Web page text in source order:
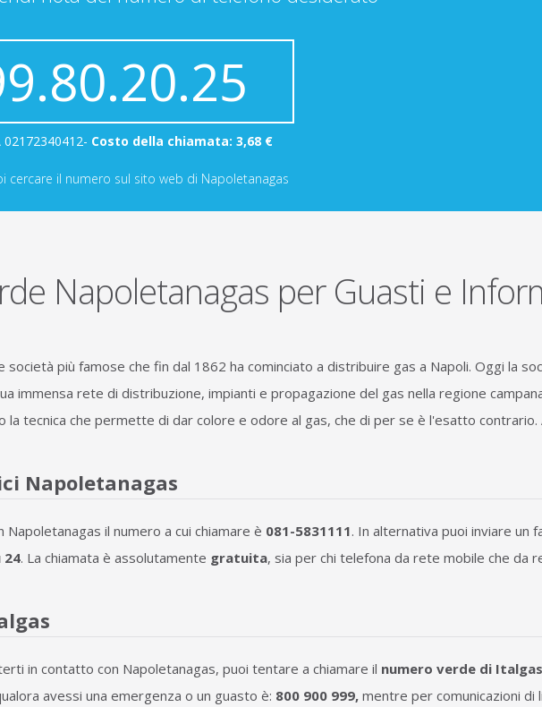
02172340412- Costo della chiamata: 3,68 €
cercare il numero sul sito web di Napoletanagas
Napoletanagas per Guasti e
società più famose che fin dal 1862 ha cominciato a distribuire gas a Napoli. Oggi la
immensa rete di distribuzione, impianti e propagazione del gas nella regione
la tecnica che permette di dar colore e odore al gas, che di per se è l'esatto
Napoletanagas
il numero a cui chiamare è 081-5831111. In alternativa puoi inviare un
24. La chiamata è assolutamente gratuita, sia per chi telefona da rete mobile che da
in contatto con Napoletanagas, puoi tentare a chiamare il numero verde di Italgas
avessi una emergenza o un guasto è: 800 900 999, mentre per comunicazioni